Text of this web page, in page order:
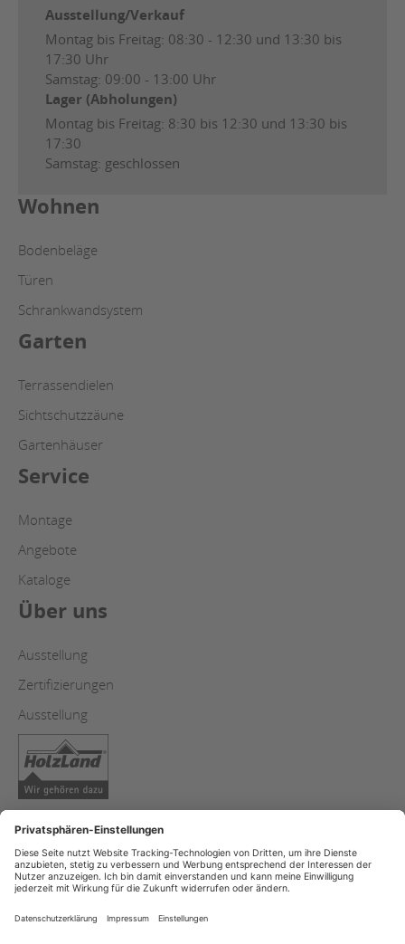
Ausstellung/Verkauf
Montag bis Freitag: 08:30 - 12:30 und 13:30 bis
17:30 Uhr
Samstag: 09:00 - 13:00 Uhr
Lager (Abholungen)
Montag bis Freitag: 8:30 bis 12:30 und 13:30 bis
17:30
Samstag: geschlossen
Wohnen
Bodenbeläge
Türen
Schrankwandsystem
Garten
Terrassendielen
Sichtschutzzäune
Gartenhäuser
Service
Montage
Angebote
Kataloge
Über uns
Ausstellung
Zertifizierungen
Ausstellung